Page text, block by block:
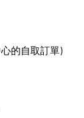
的自取訂單)